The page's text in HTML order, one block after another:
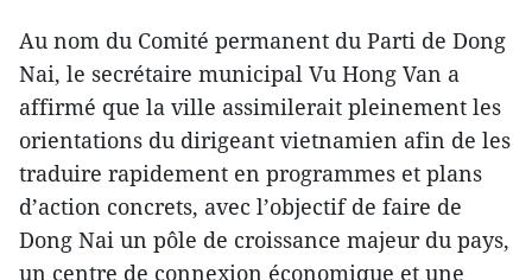
Au nom du Comité permanent du Parti de Dong
Nai, le secrétaire municipal Vu Hong Van a
affirmé que la ville assimilerait pleinement les
orientations du dirigeant vietnamien afin de les
traduire rapidement en programmes et plans
d’action concrets, avec l’objectif de faire de
Dong Nai un pôle de croissance majeur du pays,
un centre de connexion économique et une